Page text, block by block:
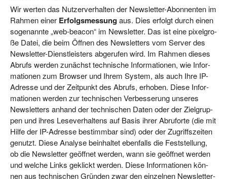
Wir wer­ten das Nut­zer­ver­hal­ten der News­let­ter-Abon­nen­ten im
Rah­men einer Erfolgs­mes­sungaus. Dies erfolgt durch einen
soge­nann­te „web-bea­con“ im News­let­ter. Das ist eine pixel­gro­
ße Datei, die beim Öff­nen des News­let­ters vom Ser­ver des
News­let­ter-Dienst­leis­ters abge­ru­fen wird. Im Rah­men die­ses
Abrufs wer­den zunächst tech­ni­sche Infor­ma­tio­nen, wie Infor­
ma­tio­nen zum Brow­ser und Ihrem Sys­tem, als auch Ihre IP-
Adres­se und der Zeit­punkt des Abrufs, erho­ben. Die­se Infor­
ma­tio­nen wer­den zur tech­ni­schen Ver­bes­se­rung unse­res
News­let­ters anhand der tech­ni­schen Daten oder der Ziel­grup­
pen und ihres Lese­ver­hal­tens auf Basis ihrer Abruf­or­te (die mit
Hil­fe der IP-Adres­se bestimm­bar sind) oder der Zugriffs­zei­ten
genutzt. Die­se Ana­ly­se beinhal­tet eben­falls die Fest­stel­lung,
ob die News­let­ter geöff­net wer­den, wann sie geöff­net wer­den
und wel­che Links geklickt wer­den. Die­se Infor­ma­tio­nen kön­
nen aus tech­ni­schen Grün­den zwar den ein­zel­nen News­let­ter­